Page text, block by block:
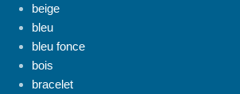
beige
bleu
bleu fonce
bois
bracelet